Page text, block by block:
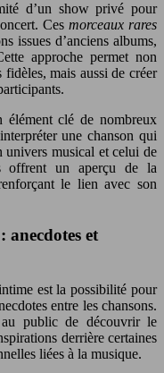
d’un show privé pour
Ces morceaux rares
issues d’anciens albums,
approche permet non
mais aussi de créer
élément clé de nombreux
une chanson qui
univers musical et celui de
offrent un aperçu de la
le lien avec son
anecdotes et
est la possibilité pour
entre les chansons.
au public de découvrir le
derrière certaines
liées à la musique.